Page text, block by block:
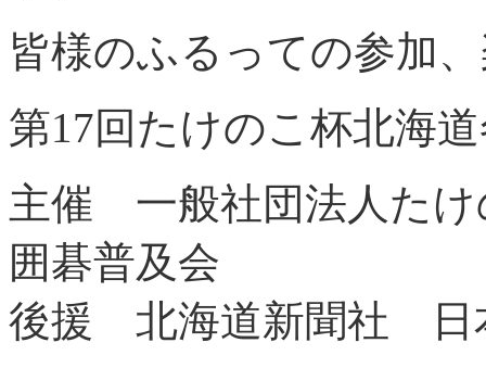
皆様のふるっての参加
第17回たけのこ杯北海
主催 一般社団法人た
囲碁普及会
後援 北海道新聞社 日